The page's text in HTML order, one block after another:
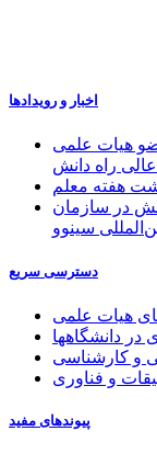
اخبار و رویدادها
هیات علمی
راه دانش
هفته معلم
در سازمان
سینوو
دسترسی سریع
هیات علمی
در دانشگاهها
و کارشناسی
و فناوری
پیوندهای مفید